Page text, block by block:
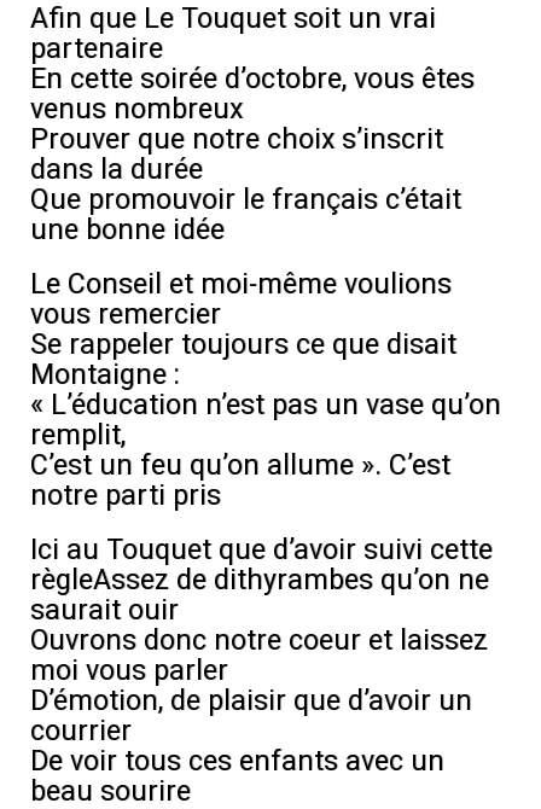
Afin que Le Touquet soit un vrai
partenaire
En cette soirée d’octobre, vous êtes
venus nombreux
Prouver que notre choix s’inscrit
dans la durée
Que promouvoir le français c’était
une bonne idée
Le Conseil et moi-même voulions
vous remercier
Se rappeler toujours ce que disait
Montaigne :
« L’éducation n’est pas un vase qu’on
remplit,
C’est un feu qu’on allume ». C’est
notre parti pris
Ici au Touquet que d’avoir suivi cette
règleAssez de dithyrambes qu’on ne
saurait ouir
Ouvrons donc notre coeur et laissez
moi vous parler
D’émotion, de plaisir que d’avoir un
courrier
De voir tous ces enfants avec un
beau sourire